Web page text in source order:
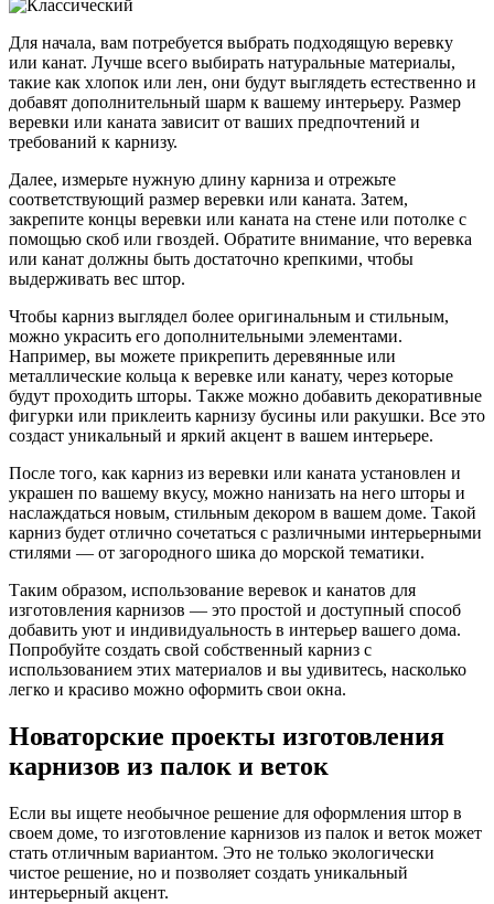
Для начала, вам потребуется выбрать подходящую веревку
или канат. Лучше всего выбирать натуральные материалы,
такие как хлопок или лен, они будут выглядеть естественно и
добавят дополнительный шарм к вашему интерьеру. Размер
веревки или каната зависит от ваших предпочтений и
требований к карнизу.
Далее, измерьте нужную длину карниза и отрежьте
соответствующий размер веревки или каната. Затем,
закрепите концы веревки или каната на стене или потолке с
помощью скоб или гвоздей. Обратите внимание, что веревка
или канат должны быть достаточно крепкими, чтобы
выдерживать вес штор.
Чтобы карниз выглядел более оригинальным и стильным,
можно украсить его дополнительными элементами.
Например, вы можете прикрепить деревянные или
металлические кольца к веревке или канату, через которые
будут проходить шторы. Также можно добавить декоративные
фигурки или приклеить карнизу бусины или ракушки. Все это
создаст уникальный и яркий акцент в вашем интерьере.
После того, как карниз из веревки или каната установлен и
украшен по вашему вкусу, можно нанизать на него шторы и
наслаждаться новым, стильным декором в вашем доме. Такой
карниз будет отлично сочетаться с различными интерьерными
стилями — от загородного шика до морской тематики.
Таким образом, использование веревок и канатов для
изготовления карнизов — это простой и доступный способ
добавить уют и индивидуальность в интерьер вашего дома.
Попробуйте создать свой собственный карниз с
использованием этих материалов и вы удивитесь, насколько
легко и красиво можно оформить свои окна.
Новаторские проекты изготовления
карнизов из палок и веток
Если вы ищете необычное решение для оформления штор в
своем доме, то изготовление карнизов из палок и веток может
стать отличным вариантом. Это не только экологически
чистое решение, но и позволяет создать уникальный
интерьерный акцент.